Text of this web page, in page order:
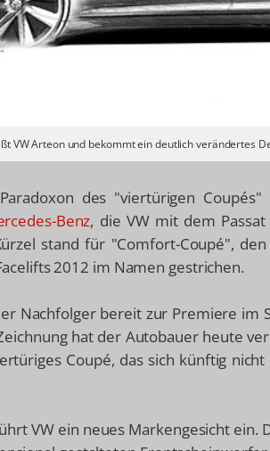
VW Arteon und bekommt ein deutlich verändertes
des "viertürigen
Benz, die VW mit dem
stand für "Comfort-Coupé",
2012 im Namen gestrichen.
Nachfolger bereit zur Premiere im
hat der Autobauer heute
Coupé, das sich künftig
VW ein neues Markengesicht ein.